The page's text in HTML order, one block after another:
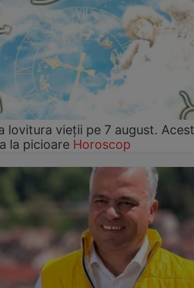
lovitura vieții pe 7 august. Acest
la picioare Horoscop